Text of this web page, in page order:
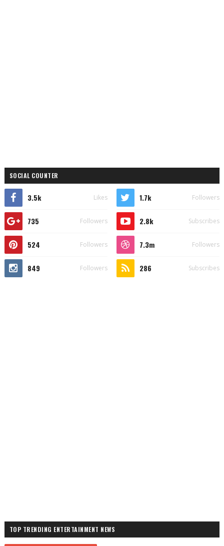
SOCIAL COUNTER
3.5k Likes 1.7k Followers
735 Followers 2.8k Subscribes
524 Followers 7.3m Followers
849 Followers 286 Subscribes
TOP TRENDING ENTERTAINMENT NEWS